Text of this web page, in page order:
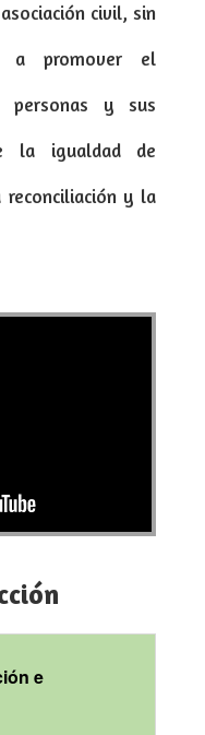
civil, sin
a promover el
personas y sus
la igualdad de
y la
e